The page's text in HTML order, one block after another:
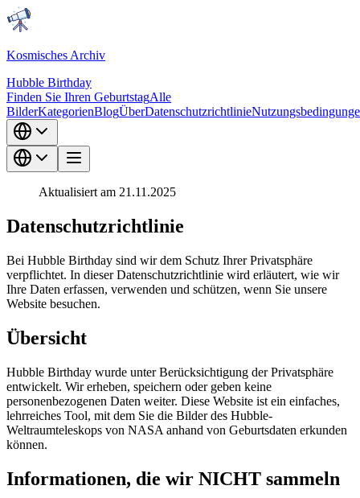
Kosmisches Archiv
Hubble Birthday
Finden Sie Ihren GeburtstagAlle
BilderKategorienBlogÜberDatenschutzrichtlinie
Aktualisiert am 21.11.2025
Datenschutzrichtlinie
Bei Hubble Birthday sind wir dem Schutz Ihrer Privatsphäre
verpflichtet. In dieser Datenschutzrichtlinie wird erläutert, wie wir
Ihre Daten erfassen, verwenden und schützen, wenn Sie unsere
Website besuchen.
Übersicht
Hubble Birthday wurde unter Berücksichtigung der Privatsphäre
entwickelt. Wir erheben, speichern oder geben keine
personenbezogenen Daten weiter. Diese Website ist ein einfaches,
lehrreiches Tool, mit dem Sie die Bilder des Hubble-
Weltraumteleskops von NASA anhand von Geburtsdaten erkunden
können.
Informationen, die wir NICHT sammeln